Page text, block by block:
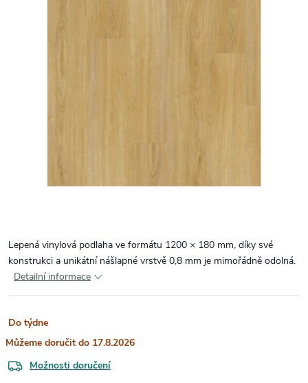
Lepená vinylová podlaha ve formátu 1200 × 180 mm, díky své
konstrukci a unikátní nášlapné vrstvě 0,8 mm je mimořádně odolná.
Detailní informace
Do týdne
17.8.2026
Možnosti doručení